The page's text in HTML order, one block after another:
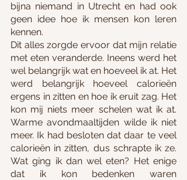
bijna niemand in Utrecht en had ook
geen idee hoe ik mensen kon leren
kennen.
Dit alles zorgde ervoor dat mijn relatie
met eten veranderde. Ineens werd het
wel belangrijk wat en hoeveel ik at. Het
werd belangrijk hoeveel calorieën
ergens in zitten en hoe ik eruit zag. Het
kon mij niets meer schelen wat ik at.
Warme avondmaaltijden wilde ik niet
meer. Ik had besloten dat daar te veel
calorieën in zitten, dus schrapte ik ze.
Wat ging ik dan wel eten? Het enige
dat ik kon bedenken waren